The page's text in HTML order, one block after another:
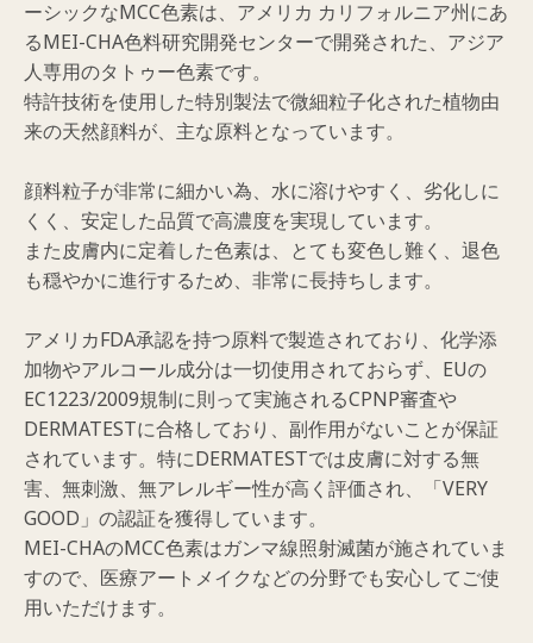
ーシックなMCC色素は、アメリカ カリフォルニア州にあ
るMEI-CHA色料研究開発センターで開発された、アジア
人専用のタトゥー色素です。
特許技術を使用した特別製法で微細粒子化された植物由
来の天然顔料が、主な原料となっています。
顔料粒子が非常に細かい為、水に溶けやすく、劣化しに
くく、安定した品質で高濃度を実現しています。
また皮膚内に定着した色素は、とても変色し難く、退色
も穏やかに進行するため、非常に長持ちします。
アメリカFDA承認を持つ原料で製造されており、化学添
加物やアルコール成分は一切使用されておらず、EUの
EC1223/2009規制に則って実施されるCPNP審査や
DERMATESTに合格しており、副作用がないことが保証
されています。特にDERMATESTでは皮膚に対する無
害、無刺激、無アレルギー性が高く評価され、「VERY
GOOD」の認証を獲得しています。
MEI-CHAのMCC色素はガンマ線照射滅菌が施されていま
すので、医療アートメイクなどの分野でも安心してご使
用いただけます。